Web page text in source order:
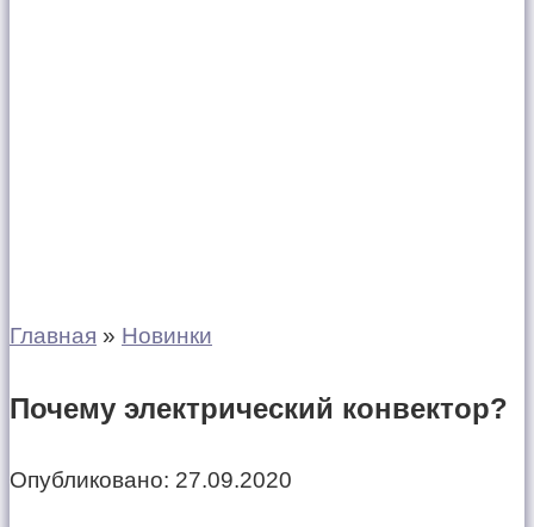
Главная » Новинки
Почему электрический конвектор?
Опубликовано: 27.09.2020